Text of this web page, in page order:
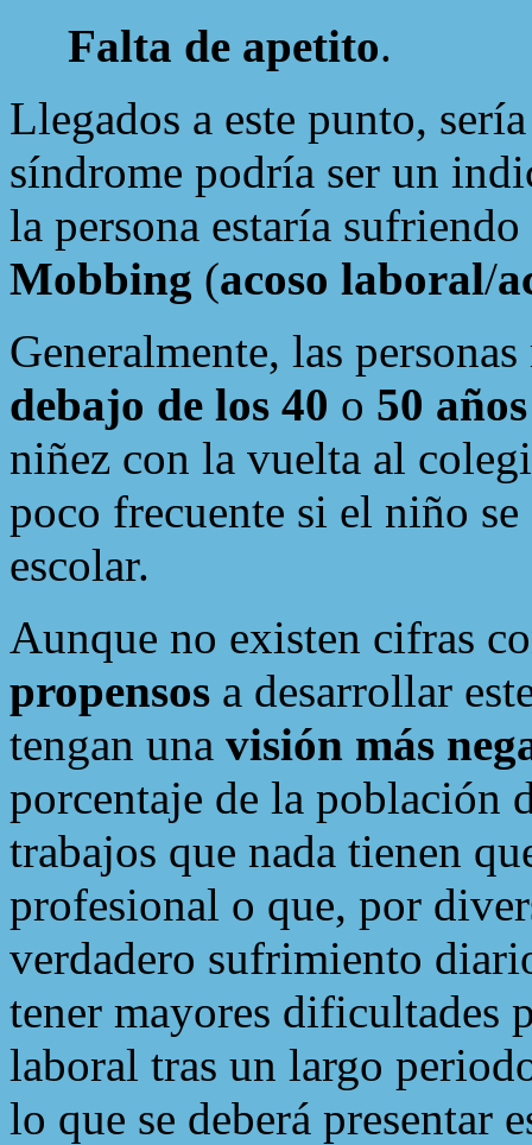
Falta de apetito.
Llegados a este punto,
síndrome podría ser un
la persona estaría
Mobbing (acoso laboral/
Generalmente, las
debajo de los 40 o 50 años
niñez con la vuelta al
poco frecuente si el niño
escolar.
Aunque no existen cifras
propensos a desarrollar
tengan una visión más
porcentaje de la población
trabajos que nada tienen
profesional o que, por
verdadero sufrimiento
tener mayores dificultades
laboral tras un largo
lo que se deberá presentar